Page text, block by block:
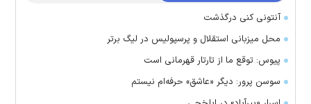
آنتونی کنی درگذشت
محل میزبانی استقلال و پرسپولیس در لیگ برتر
پیوس: توقع ما از تارتار قهرمانی است
سوسن پرور: دیگر «عاشق» حرفه‌ام نیستم